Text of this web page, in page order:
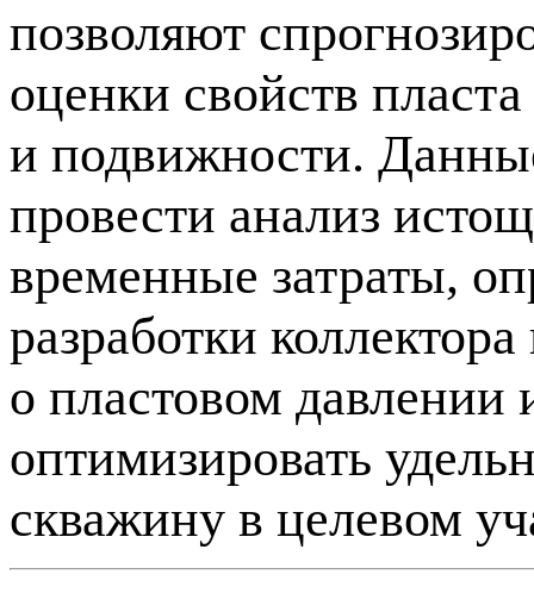
позволяют
оценки свойств
и подвижности.
провести анализ
временные затраты,
разработки
о пластовом
оптимизировать
скважину в целевом